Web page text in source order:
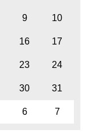
9 10
16 17
23 24
30 31
6 7